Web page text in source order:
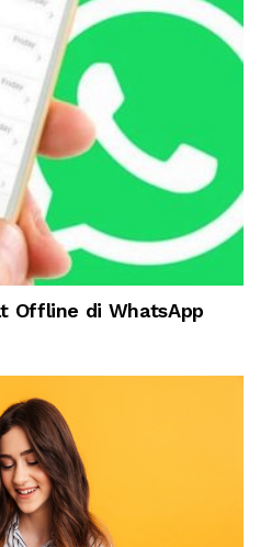
Offline di WhatsApp